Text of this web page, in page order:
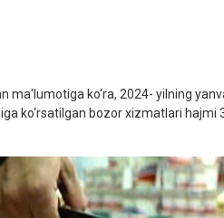
ma'lumotiga ko‘ra, 2024- yilning
ko‘rsatilgan bozor xizmatlari hajmi